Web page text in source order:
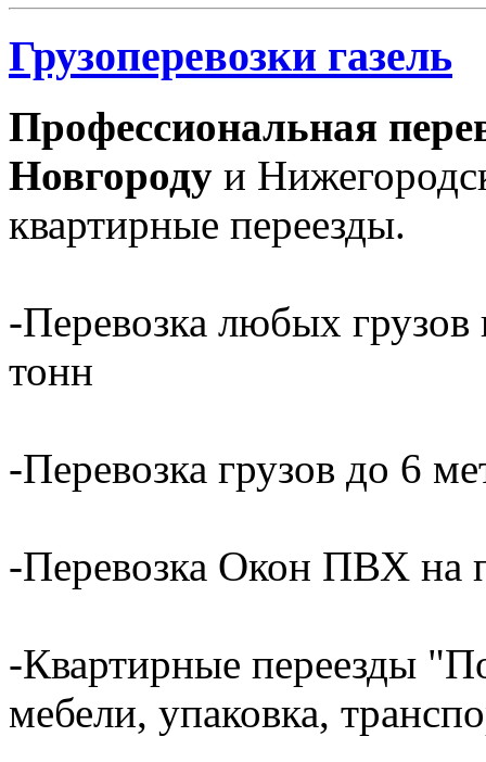
Грузоперевозки газель
Профессиональная
Новгороду и
квартирные переезды.
-Перевозка любых грузов
тонн
-Перевозка грузов до 6
-Перевозка Окон ПВХ на
-Квартирные переезды
мебели, упаковка,